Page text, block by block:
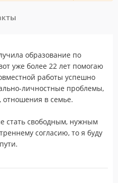
образование по
уже более 22 лет помогаю
работы успешно
личностные проблемы,
в семье.
стать свободным, нужным
согласию, то я буду